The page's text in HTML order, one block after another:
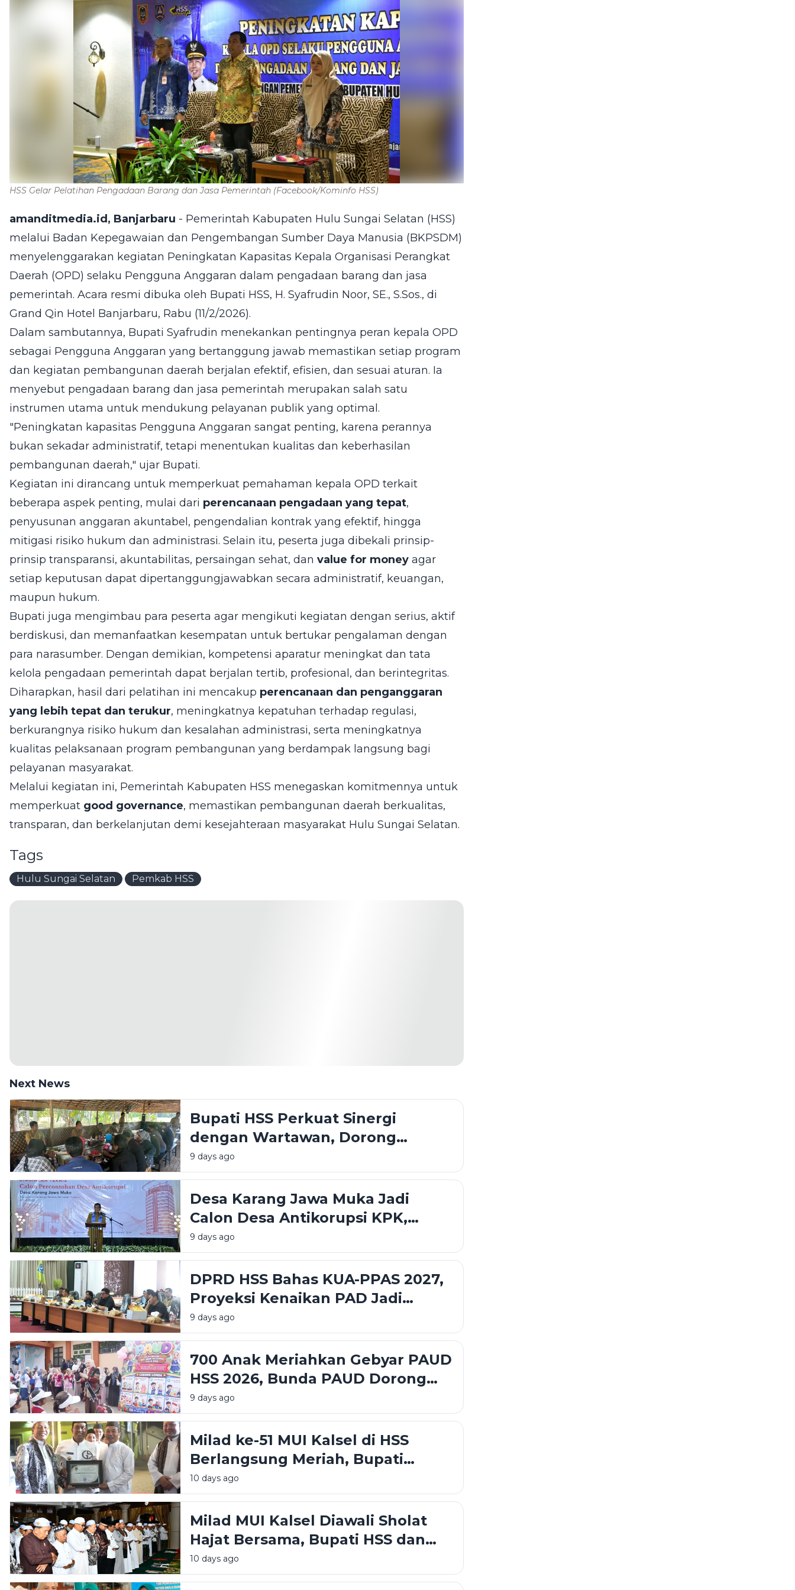
HSS Gelar Pelatihan Pengadaan Barang dan Jasa Pemerintah (Facebook/Kominfo HSS)
amanditmedia.id, Banjarbaru - Pemerintah Kabupaten Hulu Sungai Selatan (HSS)
melalui Badan Kepegawaian dan Pengembangan Sumber Daya Manusia (BKPSDM)
menyelenggarakan kegiatan Peningkatan Kapasitas Kepala Organisasi Perangkat
Daerah (OPD) selaku Pengguna Anggaran dalam pengadaan barang dan jasa
pemerintah. Acara resmi dibuka oleh Bupati HSS, H. Syafrudin Noor, SE., S.Sos., di
Grand Qin Hotel Banjarbaru, Rabu (11/2/2026).
Dalam sambutannya, Bupati Syafrudin menekankan pentingnya peran kepala OPD
sebagai Pengguna Anggaran yang bertanggung jawab memastikan setiap program
dan kegiatan pembangunan daerah berjalan efektif, efisien, dan sesuai aturan. Ia
menyebut pengadaan barang dan jasa pemerintah merupakan salah satu
instrumen utama untuk mendukung pelayanan publik yang optimal.
"Peningkatan kapasitas Pengguna Anggaran sangat penting, karena perannya
bukan sekadar administratif, tetapi menentukan kualitas dan keberhasilan
pembangunan daerah," ujar Bupati.
Kegiatan ini dirancang untuk memperkuat pemahaman kepala OPD terkait
beberapa aspek penting, mulai dari perencanaan pengadaan yang tepat,
penyusunan anggaran akuntabel, pengendalian kontrak yang efektif, hingga
mitigasi risiko hukum dan administrasi. Selain itu, peserta juga dibekali prinsip-
prinsip transparansi, akuntabilitas, persaingan sehat, dan value for money agar
setiap keputusan dapat dipertanggungjawabkan secara administratif, keuangan,
maupun hukum.
Bupati juga mengimbau para peserta agar mengikuti kegiatan dengan serius, aktif
berdiskusi, dan memanfaatkan kesempatan untuk bertukar pengalaman dengan
para narasumber. Dengan demikian, kompetensi aparatur meningkat dan tata
kelola pengadaan pemerintah dapat berjalan tertib, profesional, dan berintegritas.
Diharapkan, hasil dari pelatihan ini mencakup perencanaan dan penganggaran
yang lebih tepat dan terukur, meningkatnya kepatuhan terhadap regulasi,
berkurangnya risiko hukum dan kesalahan administrasi, serta meningkatnya
kualitas pelaksanaan program pembangunan yang berdampak langsung bagi
pelayanan masyarakat.
Melalui kegiatan ini, Pemerintah Kabupaten HSS menegaskan komitmennya untuk
memperkuat good governance, memastikan pembangunan daerah berkualitas,
transparan, dan berkelanjutan demi kesejahteraan masyarakat Hulu Sungai Selatan.
Tags
Hulu Sungai Selatan Pemkab HSS
Next News
Bupati HSS Perkuat Sinergi
dengan Wartawan, Dorong
Informasi Publik yang Akurat dan
Transparan
9 days ago
Desa Karang Jawa Muka Jadi
Calon Desa Antikorupsi KPK,
Bupati HSS Tekankan Tata Kelola
Transparan
9 days ago
DPRD HSS Bahas KUA-PPAS 2027,
Proyeksi Kenaikan PAD Jadi
Sorotan dalam Rapat Banggar
9 days ago
700 Anak Meriahkan Gebyar PAUD
HSS 2026, Bunda PAUD Dorong
Generasi Cerdas dan Berkarakter
9 days ago
Milad ke-51 MUI Kalsel di HSS
Berlangsung Meriah, Bupati
Syafrudin Noor Raih Penghargaan
Terbaik
10 days ago
Milad MUI Kalsel Diawali Sholat
Hajat Bersama, Bupati HSS dan
Ulama Hadiri Doa di Pendopo
10 days ago